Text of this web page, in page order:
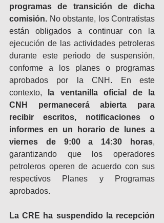
programas de transición de dicha
comisión. No obstante, los Contratistas
están obligados a continuar con la
ejecución de las actividades petroleras
durante este periodo de suspensión,
conforme a los planes o programas
aprobados por la CNH. En este
contexto,
la ventanilla oficial de la
CNH permanecerá abierta para
recibir escritos, notificaciones o
informes en un horario de lunes a
viernes de 9:00 a 14:30 horas,
garantizando que los operadores
petroleros operen de acuerdo con sus
respectivos Planes y Programas
aprobados.
La CRE ha suspendido la recepción